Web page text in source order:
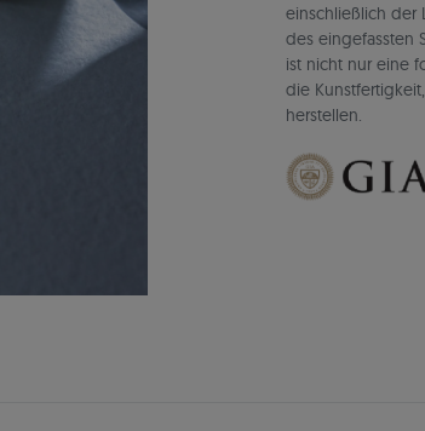
einschließlich der
des eingefassten
ist nicht nur eine
die
herstellen.